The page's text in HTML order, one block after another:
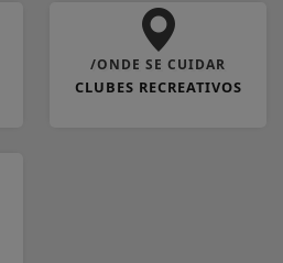
/ONDE SE CUIDAR
CLUBES RECREATIVOS